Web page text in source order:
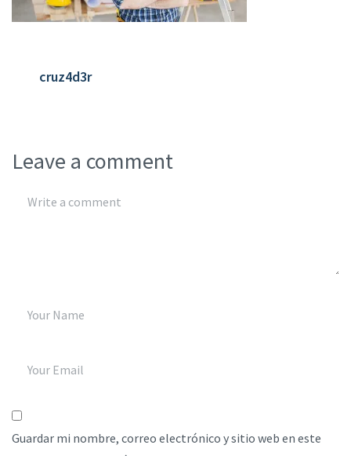
cruz4d3r
Leave a comment
Guardar mi nombre, correo electrónico y sitio web en este